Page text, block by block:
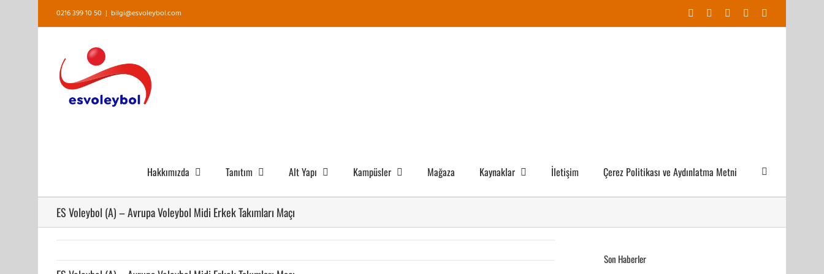
0216 399 10 50 | bilgi@esvoleybol.com Facebook YouTubeInstagram
Hakkımızda Tanıtım Alt Yapı Kampüsler Mağaza Kaynaklar İletişim Çerez Politikası ve Aydınlatma Metni
ES Voleybol (A) – Avrupa Voleybol Midi Erkek Takımları Maçı
Son Haberler